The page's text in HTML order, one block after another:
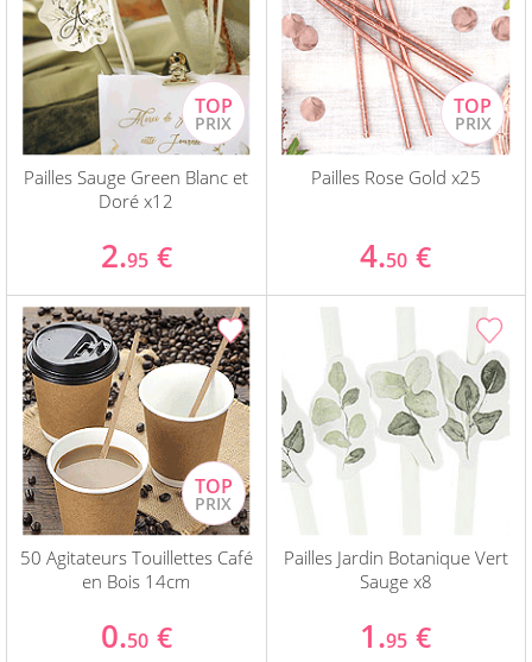
Pailles Sauge Green Blanc et
Doré x12
2.95 €
Pailles Rose Gold x25
4.50 €
50 Agitateurs Touillettes Café
en Bois 14cm
0.50 €
Pailles Jardin Botanique Vert
Sauge x8
1.95 €